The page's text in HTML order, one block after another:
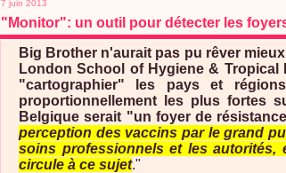
7 juin 2013
"Monitor": un outil pour détecter les
Big Brother n'aurait pas pu rêver
London School of Hygiene &
"cartographier" les pays et
proportionnellement les plus fortes
Belgique serait "un foyer de
perception des vaccins par le grand
soins professionnels et les
circule à ce sujet."